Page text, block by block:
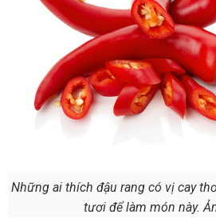
Những ai thích đậu rang có vị cay
tươi để làm món này.